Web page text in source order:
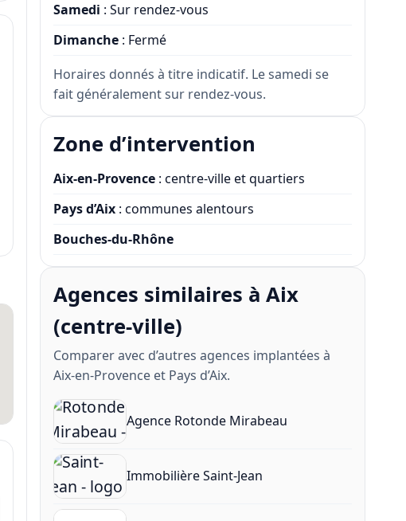
Samedi : Sur rendez-vous
Dimanche : Fermé
Horaires donnés à titre indicatif. Le samedi se
fait généralement sur rendez-vous.
Zone d’intervention
Aix-en-Provence : centre-ville et quartiers
Pays d’Aix : communes alentours
Bouches-du-Rhône
Agences similaires à Aix
(centre-ville)
Comparer avec d’autres agences implantées à
Aix-en-Provence et Pays d’Aix.
Agence Rotonde Mirabeau
Immobilière Saint-Jean